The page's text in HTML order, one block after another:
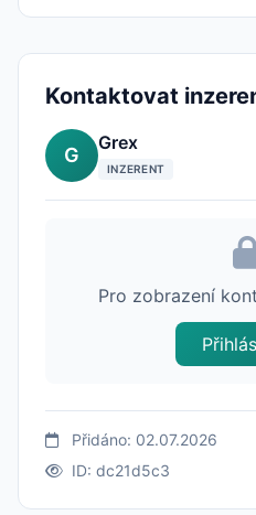
Kontaktovat
G
Grex
INZERENT
Pro zobrazení
Přidáno: 02.07.2026
ID: dc21d5c3